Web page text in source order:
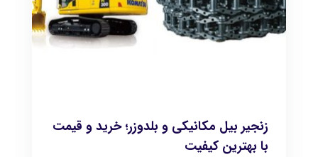
زنجیر بیل مکانیکی و بلدوزر؛ خرید و قیمت
با بهترین کیفیت